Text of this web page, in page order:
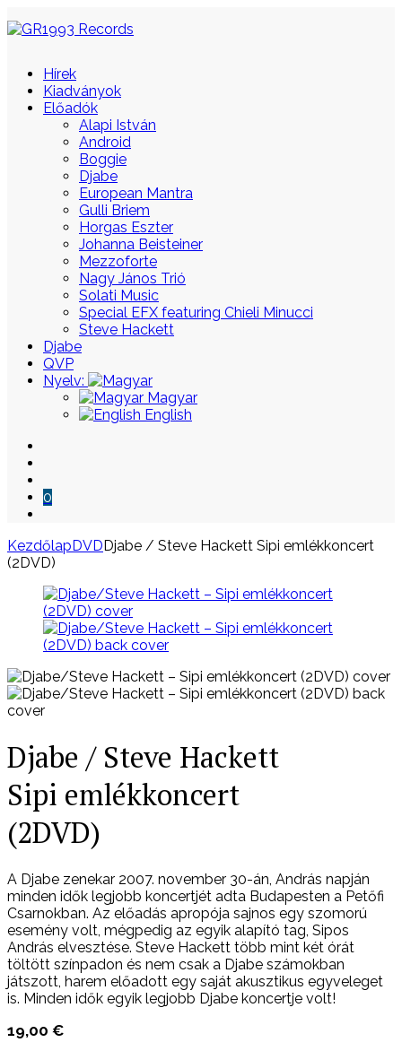
Hírek
Kiadványok
Előadók
Alapi István
Android
Boggie
Djabe
European Mantra
Gulli Briem
Horgas Eszter
Johanna Beisteiner
Mezzoforte
Nagy János Trió
Solati Music
Special EFX featuring Chieli Minucci
Steve Hackett
Djabe
QVP
Nyelv:
Magyar
English
0
KezdőlapDVDDjabe / Steve Hackett Sipi emlékkoncert
(2DVD)
content
Djabe / Steve Hackett
Sipi emlékkoncert
(2DVD)
A Djabe zenekar 2007. november 30-án, András napján
minden idők legjobb koncertjét adta Budapesten a Petőfi
Csarnokban. Az előadás apropója sajnos egy szomorú
esemény volt, mégpedig az egyik alapító tag, Sipos
András elvesztése. Steve Hackett több mint két órát
töltött színpadon és nem csak a Djabe számokban
játszott, harem előadott egy saját akusztikus egyveleget
is. Minden idők egyik legjobb Djabe koncertje volt!
19,00 €